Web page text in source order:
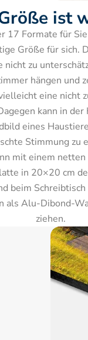
ist
17 Formate für
Größe für sich.
nicht zu
hängen und
eine nicht
kann in der
eines
Stimmung zu
mit einem netten
in 20×20 cm
beim Schreibtisch
als Alu-Dibond-
ziehen.